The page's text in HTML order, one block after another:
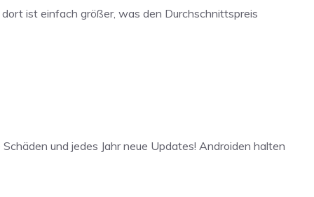
ist einfach größer, was den Durchschnittspreis
und jedes Jahr neue Updates! Androiden halten